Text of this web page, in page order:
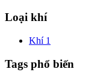
Loại khí
Khí 1
Tags phổ biến